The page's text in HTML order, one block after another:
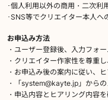
･個人利用以外の商用・二次利
･SNS等でクリエイター本人へ
お申込み方法
・ユーザー登録後、入力フォ
・クリエイター作家性を尊重
・お申込み後の案内に従い、
・「system@kayte.jp」から
・申込内容とヒアリング内容